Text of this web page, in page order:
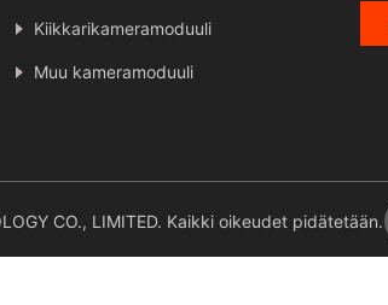
Kiikkarikameramoduuli
Muu kameramoduuli
CO., LIMITED. Kaikki oikeudet pidätetään.